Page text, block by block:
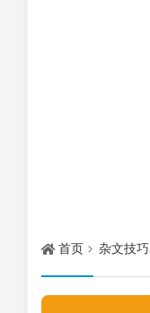
首页 杂文技巧